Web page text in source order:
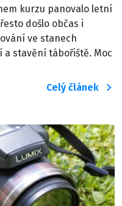
kurzu panovalo letní
došlo občas i
ve stanech
stavění tábořiště. Moc
Celý článek